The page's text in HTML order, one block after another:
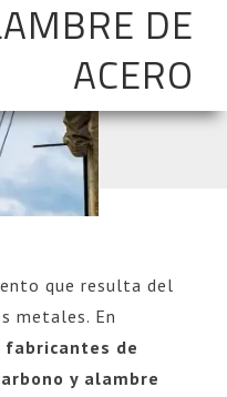
DE
ACERO
que resulta del
metales. En
fabricantes de
y alambre